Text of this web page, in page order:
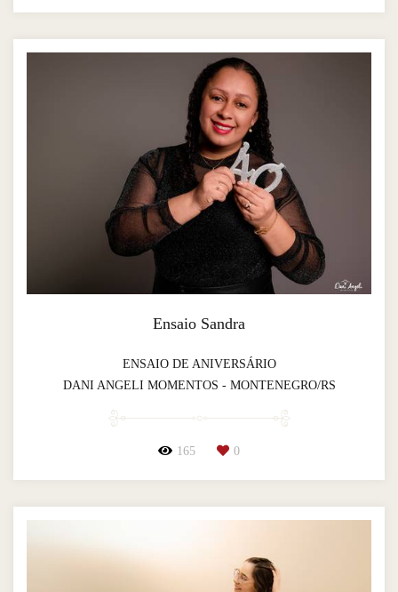
Ensaio Sandra
ENSAIO DE ANIVERSÁRIO
DANI ANGELI MOMENTOS - MONTENEGRO/RS
165 0